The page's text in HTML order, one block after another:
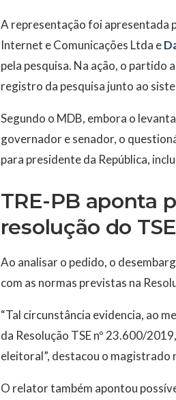
A representação foi apresentada
Internet e Comunicações Ltda e
pela pesquisa. Na ação, o
registro da pesquisa junto ao
Segundo o MDB, embora o
governador e senador, o
para presidente da República,
TRE-PB aponta
resolução do TSE
Ao analisar o pedido, o
com as normas previstas na
“Tal circunstância evidencia, ao
da Resolução TSE nº 23.600/
eleitoral”, destacou o magistrado
O relator também apontou